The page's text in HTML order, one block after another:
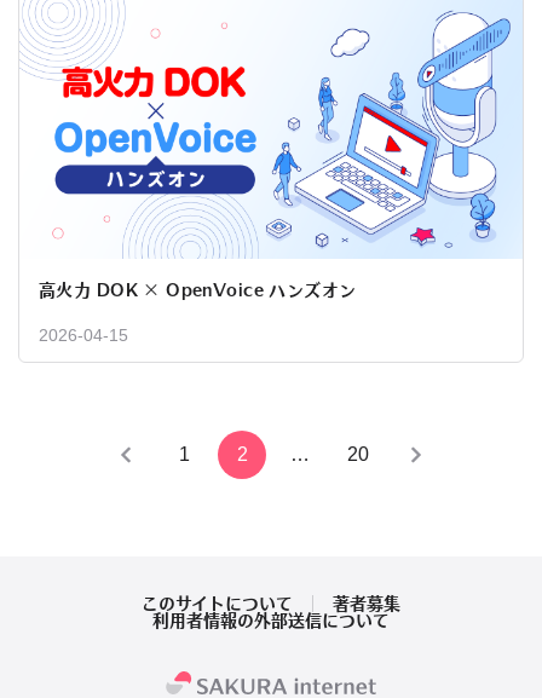
高火力 DOK × OpenVoice ハンズオン
2026-04-15
1 2 … 20
このサイトについて
著者募集
利用者情報の外部送信について